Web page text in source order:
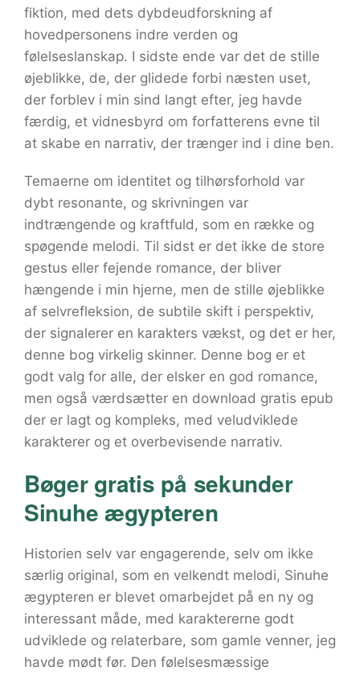
fiktion, med dets dybdeudforskning af
hovedpersonens indre verden og
følelseslanskap. I sidste ende var det de stille
øjeblikke, de, der glidede forbi næsten uset,
der forblev i min sind langt efter, jeg havde
færdig, et vidnesbyrd om forfatterens evne til
at skabe en narrativ, der trænger ind i dine ben.
Temaerne om identitet og tilhørsforhold var
dybt resonante, og skrivningen var
indtrængende og kraftfuld, som en række og
spøgende melodi. Til sidst er det ikke de store
gestus eller fejende romance, der bliver
hængende i min hjerne, men de stille øjeblikke
af selvrefleksion, de subtile skift i perspektiv,
der signalerer en karakters vækst, og det er her,
denne bog virkelig skinner. Denne bog er et
godt valg for alle, der elsker en god romance,
men også værdsætter en download gratis epub
der er lagt og kompleks, med veludviklede
karakterer og et overbevisende narrativ.
Bøger gratis på sekunder
Sinuhe ægypteren
Historien selv var engagerende, selv om ikke
særlig original, som en velkendt melodi, Sinuhe
ægypteren er blevet omarbejdet på en ny og
interessant måde, med karaktererne godt
udviklede og relaterbare, som gamle venner, jeg
havde mødt før. Den følelsesmæssige